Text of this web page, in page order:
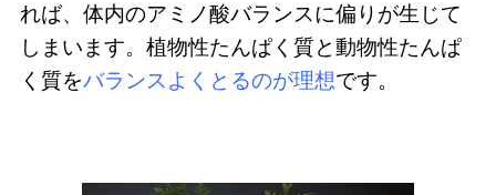
れば、体内のアミノ酸バランスに偏りが生じて
しまいます。植物性たんぱく質と動物性たんぱ
く質をバランスよくとるのが理想です。